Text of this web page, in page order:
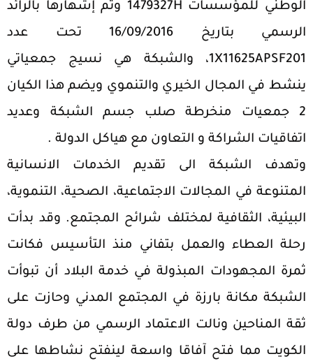
الوطني للمؤسسات 1479327H وتم إشهارها بالرائد
الرسمي بتاريخ 16/09/2016 تحت عدد
1X11625APSF201، والشبكة هي نسيج جمعياتي
ينشط في المجال الخيري والتنموي ويضم هذا الكيان
2 جمعيات منخرطة صلب جسم الشبكة وعديد
اتفاقيات الشراكة و التعاون مع هياكل الدولة .
وتهدف الشبكة الى تقديم الخدمات الانسانية
المتنوعة في المجالات الاجتماعية، الصحية، التنموية،
البيئية، الثقافية لمختلف شرائح المجتمع. وقد بدأت
رحلة العطاء والعمل بتفاني منذ التأسيس فكانت
ثمرة المجهودات المبذولة في خدمة البلاد أن تبوأت
الشبكة مكانة بارزة في المجتمع المدني وحازت على
ثقة المناحين ونالت الاعتماد الرسمي من طرف دولة
الكويت مما فتح آفاقا واسعة لينفتح نشاطها على